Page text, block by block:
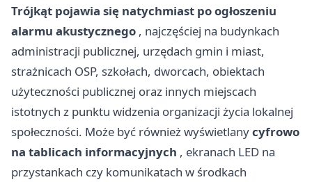
Trójkąt pojawia się natychmiast po ogłoszeniu
alarmu akustycznego , najczęściej na budynkach
administracji publicznej, urzędach gmin i miast,
strażnicach OSP, szkołach, dworcach, obiektach
użyteczności publicznej oraz innych miejscach
istotnych z punktu widzenia organizacji życia lokalnej
społeczności. Może być również wyświetlanycyfrowo
na tablicach informacyjnych , ekranach LED na
przystankach czy komunikatach w środkach